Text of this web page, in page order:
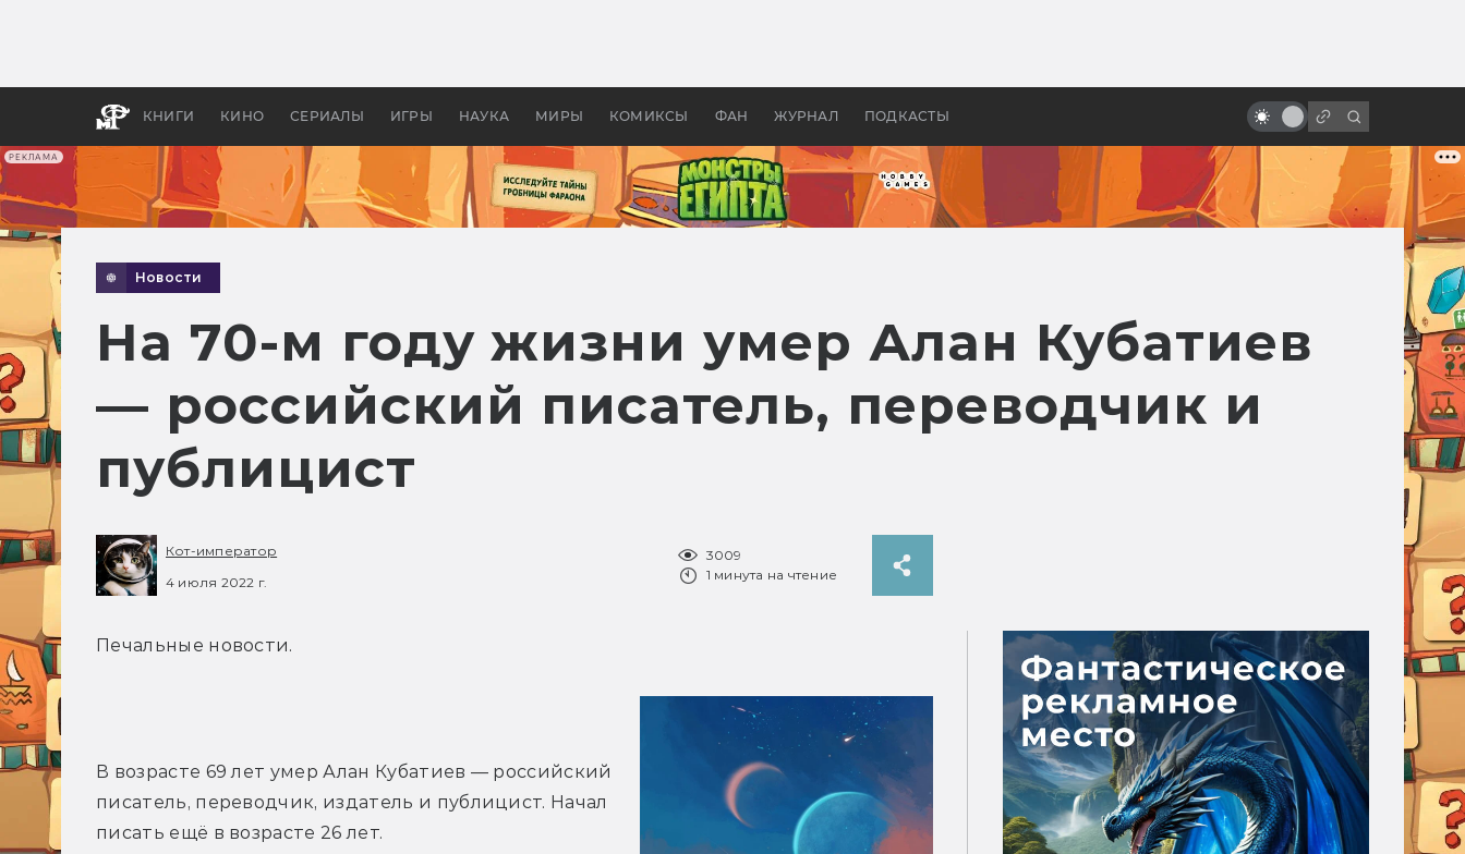
РЕКЛАМА
КНИГИ КИНО СЕРИАЛЫ ИГРЫ НАУКА МИРЫ КОМИКСЫ ФАН ЖУРНАЛ ПОДКАСТЫ
апокалипсис, в России —
бы «Властелина колец»
сериалах Азии
Новости
На 70-м году жизни умер Алан Кубатиев
— российский писатель, переводчик и
публицист
Кот-император
4 июля 2022 г.
3009
1 минута на чтение
Печальные новости.
В возрасте 69 лет умер Алан Кубатиев — российский
писатель, переводчик, издатель и публицист. Начал
писать ещё в возрасте 26 лет.